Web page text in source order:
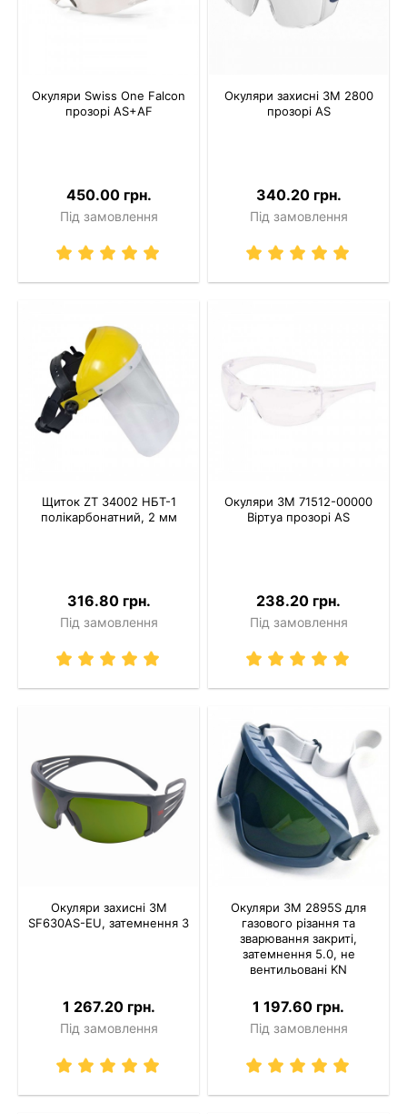
Окуляри Swiss One Falcon
прозорі AS+AF
450.00 грн.
Під замовлення
Окуляри захисні 3M 2800
прозорі AS
340.20 грн.
Під замовлення
Щиток ZT 34002 НБТ-1
полікарбонатний, 2 мм
316.80 грн.
Під замовлення
Окуляри 3M 71512-00000
Віртуа прозорі AS
238.20 грн.
Під замовлення
Окуляри захисні 3M
SF630AS-EU, затемнення 3
1 267.20 грн.
Під замовлення
Окуляри 3M 2895S для
газового різання та
зварювання закриті,
затемнення 5.0, не
вентильовані KN
1 197.60 грн.
Під замовлення